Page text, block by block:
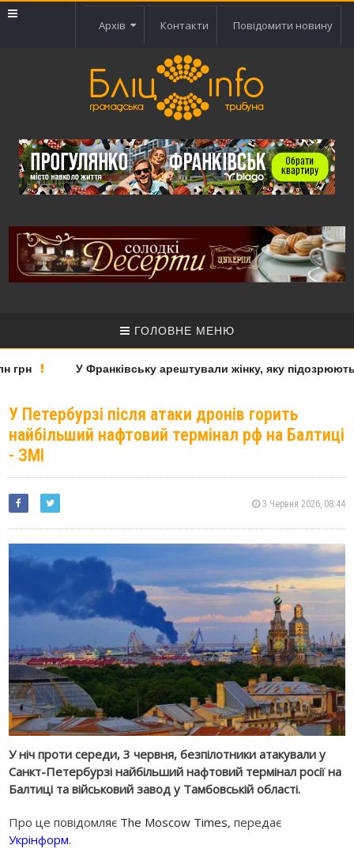
Архів Контакти Повідомити новину
ГОЛОВНЕ МЕНЮ
У Франківську арештували жінку, яку підозрюють
У Петербурзі після атаки дронів горить
найбільший нафтовий термінал рф на Балтиці
- ЗМІ
3 Червня 2026, 08:44
У ніч проти середи, 3 червня, безпілотники атакували у
Санкт-Петербурзі найбільший нафтовий термінал росії на
Балтиці та військовий завод у Тамбовській області.
Про це повідомляє The Moscow Times, передає
Укрінформ.